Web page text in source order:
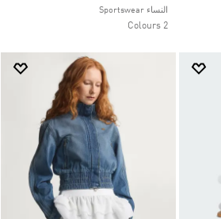
النساء Sportswear
2 Colours